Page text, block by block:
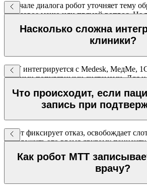
В начале диалога робот уточняет тему
голосовое меню или прямой вопрос. Не
(жалобы, сложные вопросы) переводятся
специалиста.
Насколько сложна
клиники?
МТТ интегрируется с Medesk, МедМе,
другими популярными системами. Для
Что происходит, если
запись при
Робот фиксирует отказ, освобождает
предложить это время другому
через автоматический звонок.
Как робот МТТ
врачу?